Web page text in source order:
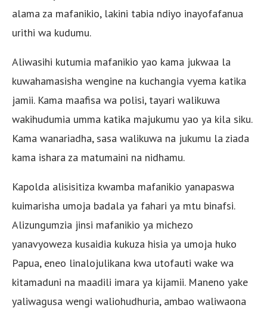
alama za mafanikio, lakini tabia ndiyo inayofafanua
urithi wa kudumu.
Aliwasihi kutumia mafanikio yao kama jukwaa la
kuwahamasisha wengine na kuchangia vyema katika
jamii. Kama maafisa wa polisi, tayari walikuwa
wakihudumia umma katika majukumu yao ya kila siku.
Kama wanariadha, sasa walikuwa na jukumu la ziada
kama ishara za matumaini na nidhamu.
Kapolda alisisitiza kwamba mafanikio yanapaswa
kuimarisha umoja badala ya fahari ya mtu binafsi.
Alizungumzia jinsi mafanikio ya michezo
yanavyoweza kusaidia kukuza hisia ya umoja huko
Papua, eneo linalojulikana kwa utofauti wake wa
kitamaduni na maadili imara ya kijamii. Maneno yake
yaliwagusa wengi waliohudhuria, ambao waliwaona